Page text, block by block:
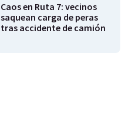
Caos en Ruta 7: vecinos
saquean carga de peras
tras accidente de camión